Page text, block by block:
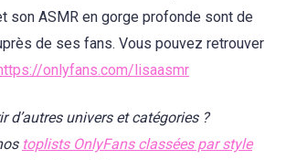
son ASMR en gorge profonde sont de
de ses fans. Vous pouvez retrouver
onlyfans.com/lisaasmr
d’autres univers et catégories ?
toplists OnlyFans classées par style